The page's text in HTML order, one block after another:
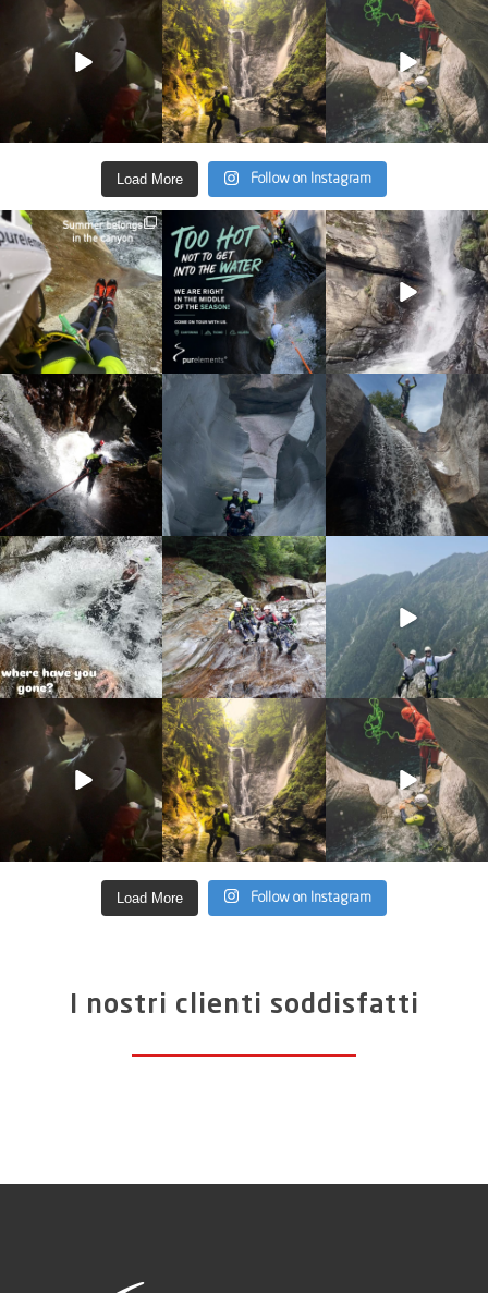
Giu 4
33 0
Giu 2
35 2
Mag 13
0
Load More Follow on Instagram
discover_purelements
Giu 30
23 3
discover_purelements
Giu 28
29 0
discover_purelements
Set 9
31 0
discover_purelements
Set 4
16 0
discover_purelements
38 0
discover_purelements
Ago 7
20 1
discover_purelements
Lug 31
13 0
discover_purelements
Lug 22
22 0
discover_purelements
Giu 10
19
discover_purelements
Giu 4
33 0
discover_purelements
Giu 2
35 2
discover_purelements
Mag 13
0
Load More Follow on Instagram
I nostri clienti soddisfatti